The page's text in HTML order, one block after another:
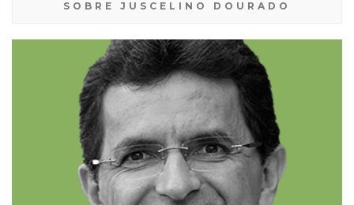
SOBRE JUSCELINO DOURADO